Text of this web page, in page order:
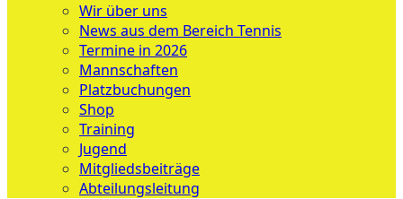
Wir über uns
News aus dem Bereich Tennis
Termine in 2026
Mannschaften
Platzbuchungen
Shop
Training
Jugend
Mitgliedsbeiträge
Abteilungsleitung